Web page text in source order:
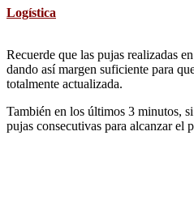
Logística
Recuerde que las pujas realizadas
dando así margen suficiente para
totalmente actualizada.
También en los últimos 3 minutos,
pujas consecutivas para alcanzar el